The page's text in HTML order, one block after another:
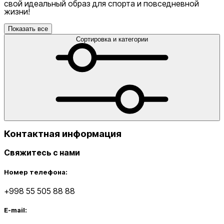
свой идеальный образ для спорта и повседневной
жизни!
Показать все
Сортировка и категории
Контактная информация
Свяжитесь с нами
Номер телефона:
+998 55 505 88 88
E-mail: